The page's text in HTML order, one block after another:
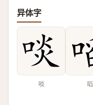
异体字
啖 㗖